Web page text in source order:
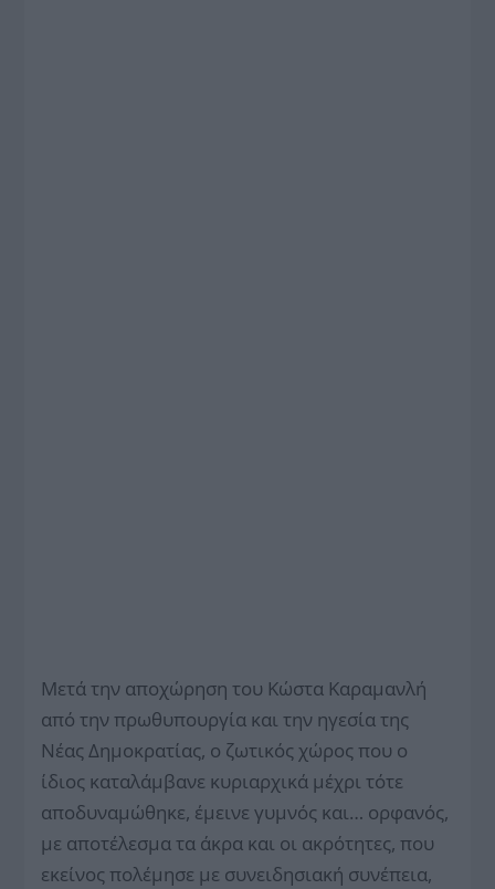
Μετά την αποχώρηση του Κώστα Καραμανλή
από την πρωθυπουργία και την ηγεσία της
Νέας Δημοκρατίας, ο ζωτικός χώρος που ο
ίδιος καταλάμβανε κυριαρχικά μέχρι τότε
αποδυναμώθηκε, έμεινε γυμνός και… ορφανός,
με αποτέλεσμα τα άκρα και οι ακρότητες, που
εκείνος πολέμησε με συνειδησιακή συνέπεια,